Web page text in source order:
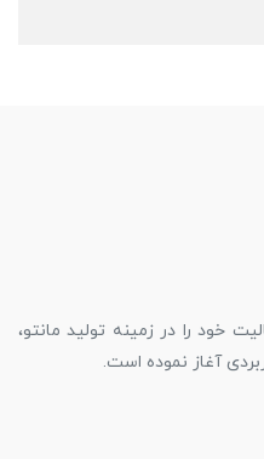
جنانی از سال 1396 فعالیت خود را در زمینه تولید مانتو،
آغاز نموده است.